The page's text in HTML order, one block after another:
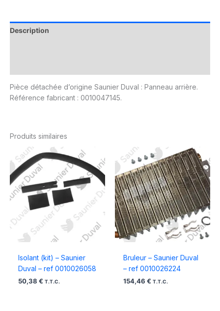
Description
Pièce détachée d’origine Saunier Duval : Panneau arrière.
Référence fabricant : 0010047145.
Produits similaires
Isolant (kit) – Saunier
Duval – ref 0010026058
50,38 € T.T.C.
Bruleur – Saunier Duval
– ref 0010026224
154,46 € T.T.C.